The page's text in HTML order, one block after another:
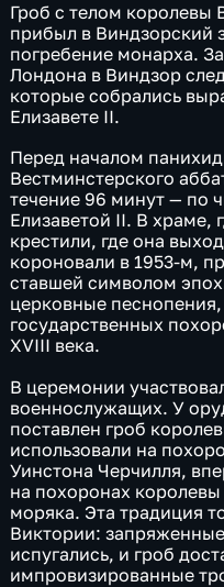
Гроб с телом королевы
прибыл в Виндзорский
погребение монарха.
Лондона в Виндзор
которые собрались
Елизавете II.
Перед началом
Вестминстерского
течение 96 минут — по
Елизаветой II. В храме,
крестили, где она
короновали в 1953-м,
ставшей символом
церковные
государственных
XVIII века.
В церемонии
военнослужащих. У
поставлен гроб
использовали на
Уинстона Черчилля,
на похоронах
моряка. Эта традиция
Виктории:
испугались, и гроб
импровизированные